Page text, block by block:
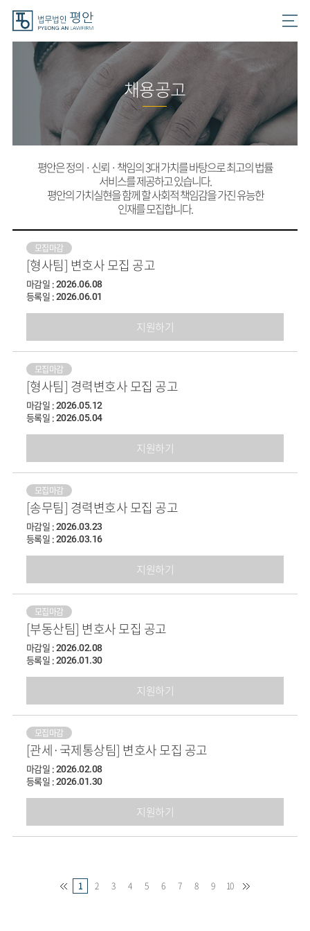
채용공고
평안은 정의 · 신뢰 · 책임의 3대 가치를 바탕으로 최고의 법률
서비스를 제공하고 있습니다.
평안의 가치실현을 함께 할 사회적 책임감을 가진 유능한
인재를 모집합니다.
모집마감
[형사팀] 변호사 모집 공고
마감일 :2026.06.08
등록일 :2026.06.01
지원하기
모집마감
[형사팀] 경력변호사 모집 공고
마감일 :2026.05.12
등록일 :2026.05.04
지원하기
모집마감
[송무팀] 경력변호사 모집 공고
마감일 :2026.03.23
등록일 :2026.03.16
지원하기
모집마감
[부동산팀] 변호사 모집 공고
마감일 :2026.02.08
등록일 :2026.01.30
지원하기
모집마감
[관세·국제통상팀] 변호사 모집 공고
마감일 :2026.02.08
등록일 :2026.01.30
지원하기
1 2 3 4 5 6 7 8 9 10